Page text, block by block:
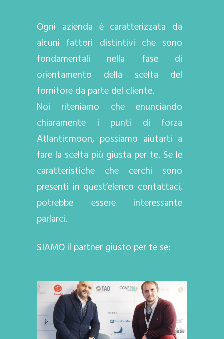
Ogni azienda è caratterizzata da
alcuni fattori distintivi che sono
fondamentali nella fase di
orientamento della scelta del
fornitore da parte del cliente.
Noi riteniamo che enunciando
chiaramente i punti di forza
Atlanticmoon, possiamo aiutarti a
fare la scelta più giusta per te. Se le
caratteristiche che cerchi sono
presenti in quest’elenco contattaci,
potrebbe essere interessante
parlarci.
SIAMO il partner giusto per te se: